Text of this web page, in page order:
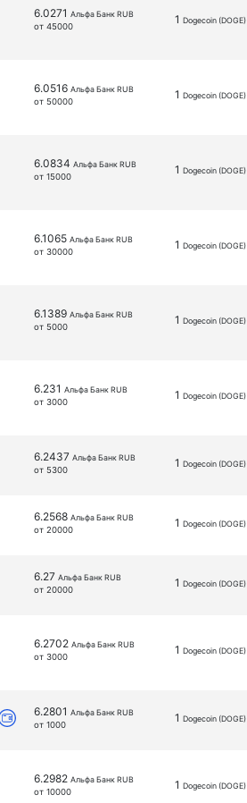
6.0271 Альфа Банк RUB
от 45000
1 Dogecoin (DOGE)
6.0516 Альфа Банк RUB
от 50000
1 Dogecoin (DOGE)
6.0834 Альфа Банк RUB
от 15000
1 Dogecoin (DOGE)
6.1065 Альфа Банк RUB
от 30000
1 Dogecoin (DOGE)
6.1389 Альфа Банк RUB
от 5000
1 Dogecoin (DOGE)
6.231 Альфа Банк RUB
от 3000
1 Dogecoin (DOGE)
6.2437 Альфа Банк RUB
от 5300
1 Dogecoin (DOGE)
6.2568 Альфа Банк RUB
от 20000
1 Dogecoin (DOGE)
6.27 Альфа Банк RUB
от 20000
1 Dogecoin (DOGE)
6.2702 Альфа Банк RUB
от 3000
1 Dogecoin (DOGE)
6.2801 Альфа Банк RUB
от 1000
1 Dogecoin (DOGE)
6.2982 Альфа Банк RUB
от 10000
1 Dogecoin (DOGE)